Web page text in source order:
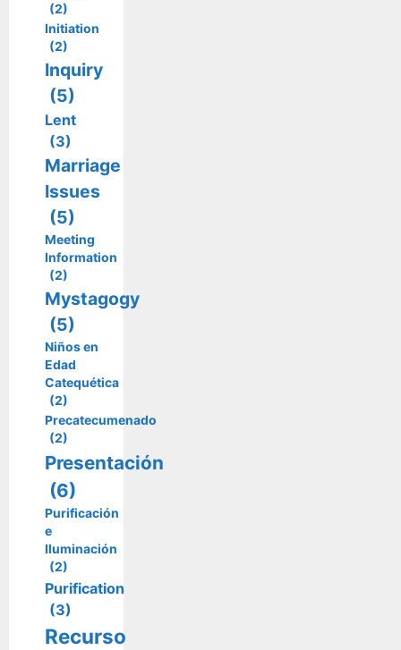
(2)
Initiation
(2)
Inquiry
(5)
Lent
(3)
Marriage
Issues
(5)
Meeting
Information
(2)
Mystagogy
(5)
Niños en
Edad
Catequética
(2)
Precatecumenado
(2)
Presentación
(6)
Purificación
e
Iluminación
(2)
Purification
(3)
Recurso